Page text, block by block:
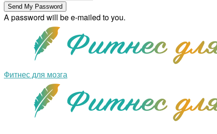
A password will be e-mailed to you.
Фитнес для мозга